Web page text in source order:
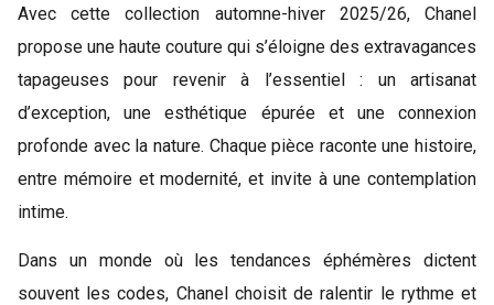
Avec cette collection automne-hiver 2025/26, Chanel
propose une haute couture qui s’éloigne des extravagances
tapageuses pour revenir à l’essentiel : un artisanat
d’exception, une esthétique épurée et une connexion
profonde avec la nature. Chaque pièce raconte une histoire,
entre mémoire et modernité, et invite à une contemplation
intime.
Dans un monde où les tendances éphémères dictent
souvent les codes, Chanel choisit de ralentir le rythme et